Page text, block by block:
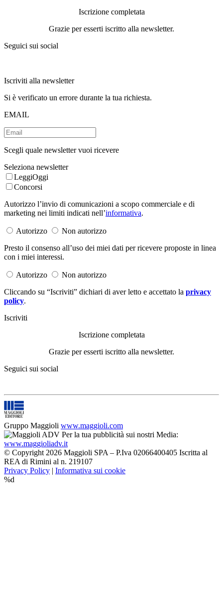
Iscrizione completata
Grazie per esserti iscritto alla newsletter.
Seguici sui social
Iscriviti alla newsletter
Si è verificato un errore durante la tua richiesta.
EMAIL
Scegli quale newsletter vuoi ricevere
Seleziona newsletter
LeggiOggi
Concorsi
Autorizzo l’invio di comunicazioni a scopo commerciale e di
marketing nei limiti indicati nell’informativa.
Autorizzo
Non autorizzo
Presto il consenso all’uso dei miei dati per ricevere proposte in linea
con i miei interessi.
Autorizzo
Non autorizzo
Cliccando su “Iscriviti” dichiari di aver letto e accettato la privacy
policy.
Iscriviti
Iscrizione completata
Grazie per esserti iscritto alla newsletter.
Seguici sui social
Gruppo Maggioli www.maggioli.com
Per la tua pubblicità sui nostri Media:
www.maggioliadv.it
© Copyright 2026 Maggioli SPA – P.Iva 02066400405 Iscritta al
REA di Rimini al n. 219107
Privacy Policy | Informativa sui cookie
%d